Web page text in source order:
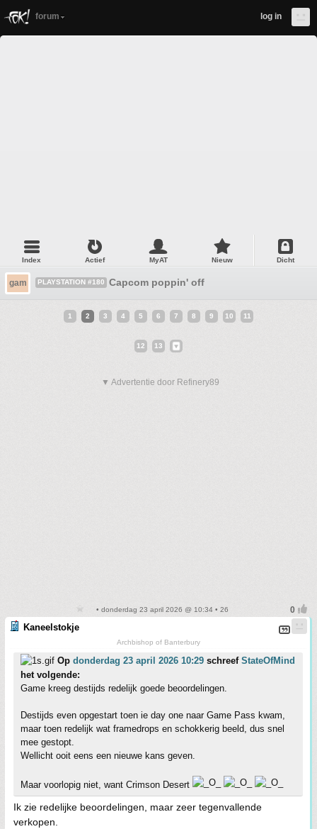
forum log in
Index Actief MyAT Nieuw Dicht
gam PLAYSTATION #180 Capcom poppin' off
1 2 3 4 5 6 7 8 9 10 11
12 13
▼ Advertentie door Refinery89
• donderdag 23 april 2026 @ 10:34 • 26
Kaneelstokje
Archbishop of Banterbury
Op donderdag 23 april 2026 10:29 schreef StateOfMind
het volgende:
Game kreeg destijds redelijk goede beoordelingen.
Destijds even opgestart toen ie day one naar Game Pass kwam,
maar toen redelijk wat framedrops en schokkerig beeld, dus snel
mee gestopt.
Wellicht ooit eens een nieuwe kans geven.
Maar voorlopig niet, want Crimson Desert
Ik zie redelijke beoordelingen, maar zeer tegenvallende
verkopen.